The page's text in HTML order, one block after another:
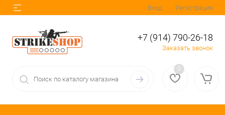
Вход Регистрация
+7 (914) 790-26-18
Заказать звонок
0